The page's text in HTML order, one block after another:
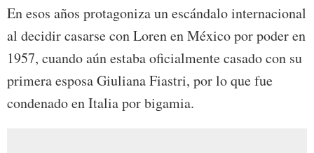
En esos años protagoniza un escándalo internacional
al decidir casarse con Loren en México por poder en
1957, cuando aún estaba oficialmente casado con su
primera esposa Giuliana Fiastri, por lo que fue
condenado en Italia por bigamia.